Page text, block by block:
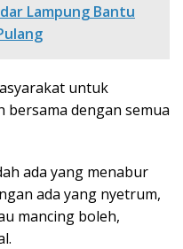
Lampung Bantu
untuk
bersama dengan semua
ada yang menabur
ada yang nyetrum,
mancing boleh,